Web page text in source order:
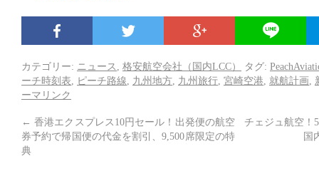
カテゴリー: ニュース 格安航空会社（国内LCC） タグ:
ーチ時刻表
ピーチ路線 九州地方 九州旅行 宮崎空港 就航計画
ーマリンク
← 香港エクスプレス10円セール！出発便の航空
券予約で帰国便の代金を割引、9,500席限定の特
典
チェジュ航空！
国